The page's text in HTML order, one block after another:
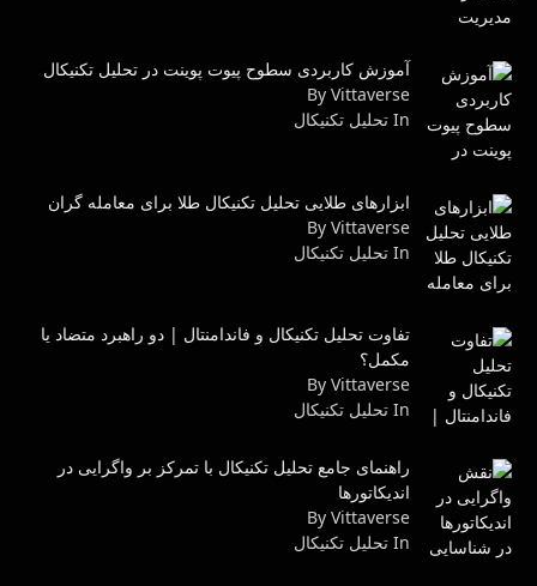
آموزش کاربردی سطوح پیوت پوینت در تحلیل تکنیکال
By Vittaverse
In تحليل تكنيكال
ابزارهای طلایی تحلیل تکنیکال طلا برای معامله گران
By Vittaverse
In تحليل تكنيكال
تفاوت تحلیل تکنیکال و فاندامنتال | دو راهبرد متضاد یا
مکمل؟
By Vittaverse
In تحليل تكنيكال
راهنمای جامع تحلیل تکنیکال با تمرکز بر واگرایی در
اندیکاتورها
By Vittaverse
In تحليل تكنيكال